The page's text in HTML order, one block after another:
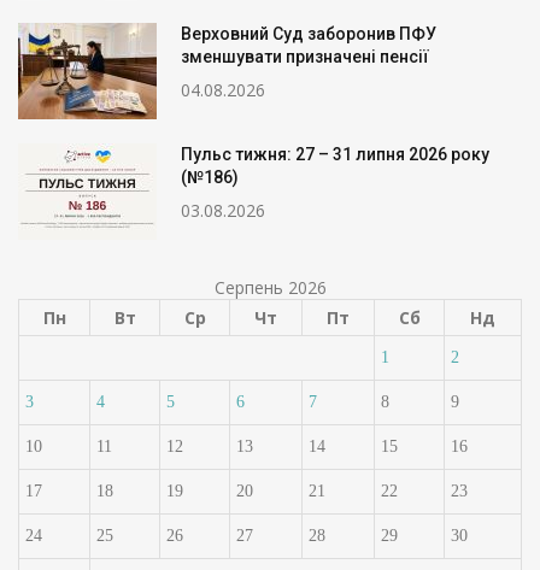
Верховний Суд заборонив ПФУ
зменшувати призначені пенсії
04.08.2026
Пульс тижня: 27 – 31 липня 2026 року
(№186)
03.08.2026
Серпень 2026
Пн
Вт Ср Чт Пт Сб Нд
1 2
3 4 5 6 7 8 9
10 11 12 13 14 15 16
17 18 19 20 21 22 23
24 25 26 27 28 29 30